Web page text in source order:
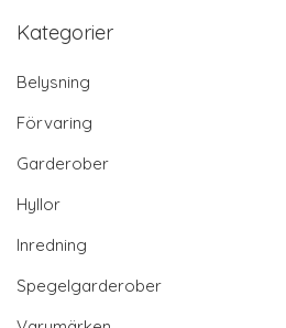
Kategorier
Belysning
Förvaring
Garderober
Hyllor
Inredning
Spegelgarderober